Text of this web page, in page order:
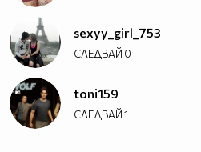
sexyy_girl_753
СЛЕДВАЙ 0
toni159
СЛЕДВАЙ1